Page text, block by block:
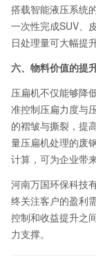
搭载智能液压系统
一次性完成SUV、
日处理量可大幅提
六、物料价值的提
压扁机不仅能够降
准控制压扁力度与
的褶皱与撕裂，提
量压扁机处理的废
计算，可为企业带
河南万国环保科技
终关注客户的盈利
控制和收益提升之
力支撑。